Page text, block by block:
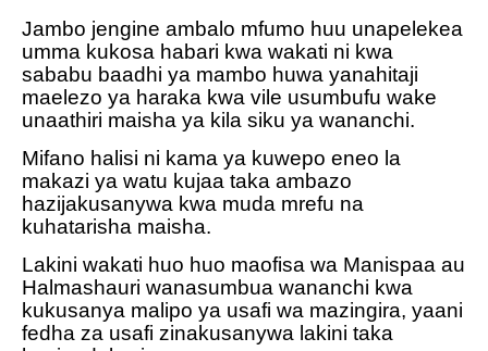
Jambo jengine ambalo mfumo huu unapelekea
umma kukosa habari kwa wakati ni kwa
sababu baadhi ya mambo huwa yanahitaji
maelezo ya haraka kwa vile usumbufu wake
unaathiri maisha ya kila siku ya wananchi.
Mifano halisi ni kama ya kuwepo eneo la
makazi ya watu kujaa taka ambazo
hazijakusanywa kwa muda mrefu na
kuhatarisha maisha.
Lakini wakati huo huo maofisa wa Manispaa au
Halmashauri wanasumbua wananchi kwa
kukusanya malipo ya usafi wa mazingira, yaani
fedha za usafi zinakusanywa lakini taka